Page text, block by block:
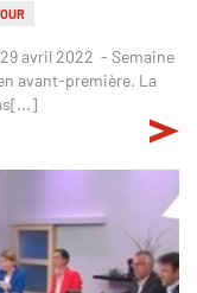
avril 2022 - Semaine
avant-première. La